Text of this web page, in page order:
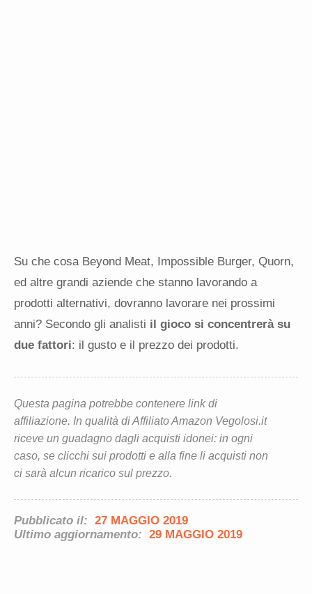
Su che cosa Beyond Meat, Impossible Burger, Quorn,
ed altre grandi aziende che stanno lavorando a
prodotti alternativi, dovranno lavorare nei prossimi
anni? Secondo gli analisti il gioco si concentrerà su
due fattori: il gusto e il prezzo dei prodotti.
Questa pagina potrebbe contenere link di
affiliazione. In qualità di Affiliato Amazon Vegolosi.it
riceve un guadagno dagli acquisti idonei: in ogni
caso, se clicchi sui prodotti e alla fine li acquisti non
ci sarà alcun ricarico sul prezzo.
Pubblicato il: 27 MAGGIO 2019
Ultimo aggiornamento: 29 MAGGIO 2019